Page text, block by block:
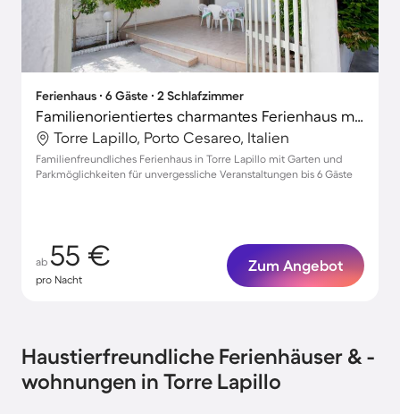
Ferienhaus ∙ 6 Gäste ∙ 2 Schlafzimmer
Familienorientiertes charmantes Ferienhaus mit Garten | Nah am Strand | Haustiere sind willkommen
Torre Lapillo, Porto Cesareo, Italien
Familienfreundliches Ferienhaus in Torre Lapillo mit Garten und
Parkmöglichkeiten für unvergessliche Veranstaltungen bis 6 Gäste
ab 55 €
pro Nacht
Zum Angebot
Haustierfreundliche Ferienhäuser & -
wohnungen in Torre Lapillo